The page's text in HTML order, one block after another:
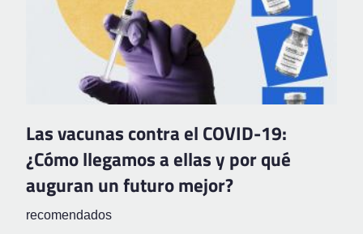
Las vacunas contra el COVID-19:
¿Cómo llegamos a ellas y por qué
auguran un futuro mejor?
recomendados